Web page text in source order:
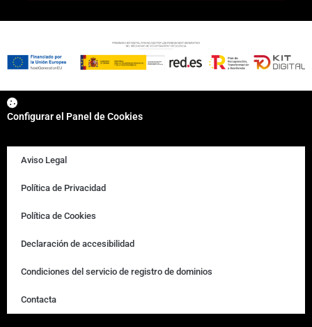
Configurar el Panel de Cookies
Aviso Legal
Política de Privacidad
Política de Cookies
Declaración de accesibilidad
Condiciones del servicio de registro de dominios
Contacta